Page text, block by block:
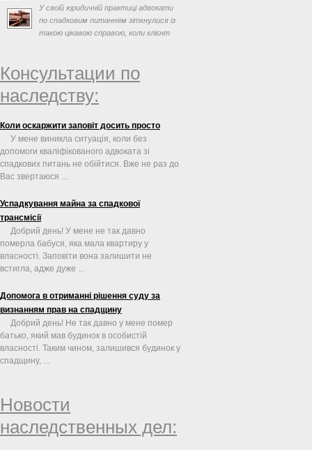
У своїй юридичній практиці адвокати
по спадковим питанням зіткнулися із
такою цікавою справою, коли клієнт
Консультации по
наследству:
Коли оскаржити заповіт досить просто
У мене виникла ситуація, коли без
допомоги кваліфікованого адвоката зі
спадкових питань не обійтися. Вже не раз до
Вас звертаюся ...
Успадкування майна за спадкової
трансмісії
Добрий день! У мене не так давно
померла бабуся, яка мала квартиру у
власності. Заповіти вона залишити не
встигла, адже дуже ...
Допомога в отриманні рішення суду за
визнанням прав на спадщину
Добрий день! Не так давно у мене помер
батько, який мав будинок в особистій
власності. Таким чином, залишився будинок у
спадщину, ...
Новости
наследственных дел: